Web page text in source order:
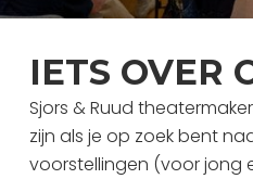
IETS OVER
Sjors & Ruud
zijn als je op zoek bent
voorstellingen (voor jong